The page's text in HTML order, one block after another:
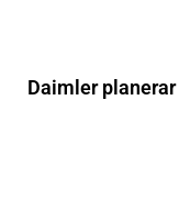
Daimler